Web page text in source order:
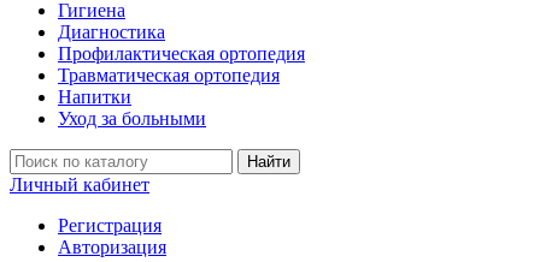
Гигиена
Диагностика
Профилактическая ортопедия
Травматическая ортопедия
Напитки
Уход за больными
Найти
Личный кабинет
Регистрация
Авторизация